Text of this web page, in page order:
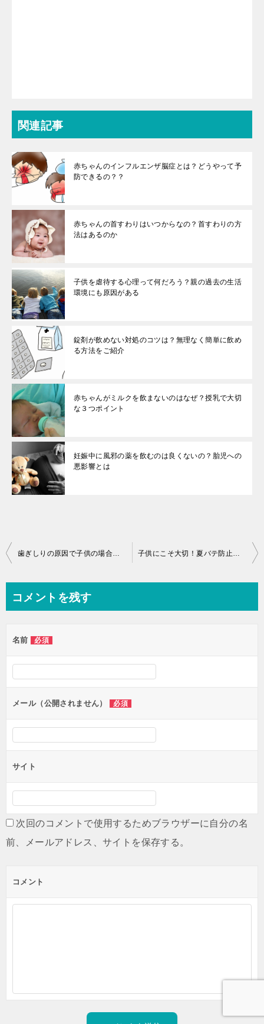
関連記事
赤ちゃんのインフルエンザ脳症とは？どうやって予
防できるの？？
赤ちゃんの首すわりはいつからなの？首すわりの方
法はあるのか
子供を虐待する心理って何だろう？親の過去の生活
環境にも原因がある
錠剤が飲めない対処のコツは？無理なく簡単に飲め
る方法をご紹介
赤ちゃんがミルクを飲まないのはなぜ？授乳で大切
な３つポイント
妊娠中に風邪の薬を飲むのは良くないの？胎児への
悪影響とは
投
ビ
ー
シ
ン
歯ぎしりの原因で子供の場合はなんなのか治し方はあるのか 子供にこそ大切！夏バテ防止とその原因と対策で夏を乗り越えよう
コメントを残す
名前 必須
メール（公開されません） 必須
サイト
次回のコメントで使用するためブラウザーに自分の名
前、メールアドレス、サイトを保存する。
コメント